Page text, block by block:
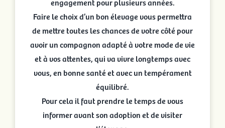
Faire le choix d’un bon élevage vous permettra
de mettre toutes les chances de votre côté pour
avoir un compagnon adapté à votre mode de vie
et à vos attentes, qui va vivre longtemps avec
vous, en bonne santé et avec un tempérament
équilibré.
Pour cela il faut prendre le temps de vous
informer avant son adoption et de visiter